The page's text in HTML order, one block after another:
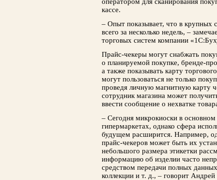
кассе.
– Опыт показывает, что в крупных
всего за несколько недель, –
торговых систем компании
Прайс-чекеры могут снабжать
о планируемой покупке, бренде-
а также показывать карту
могут пользоваться не только
проведя личную магнитную карту
сотрудник магазина может
ввести сообщение о нехватке
– Сегодня микрокиоски в
гипермаркетах, однако сфера
будущем расширится. Например,
прайс-чекеров может быть их
небольшого размера этикетки
информацию об изделии часто
средством передачи полных
коллекции и т. д., – говорит